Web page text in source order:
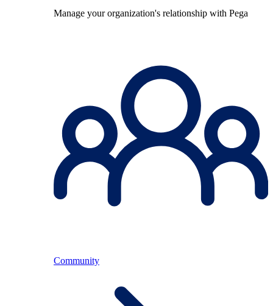
Manage your organization's relationship with Pega
Community